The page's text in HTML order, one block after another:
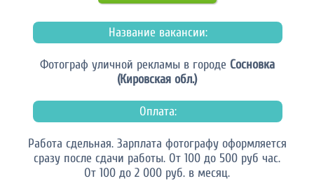
Название вакансии:
Фотограф уличной рекламы в городе Сосновка
(Кировская обл.)
Оплата:
Работа сдельная. Зарплата фотографу оформляется
сразу после сдачи работы. От 100 до 500 руб час.
От 100 до 2 000 руб. в месяц.